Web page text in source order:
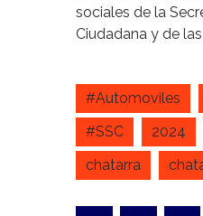
sociales de la
Ciudadana y de
#Automoviles
#SSC
2024
chatarra